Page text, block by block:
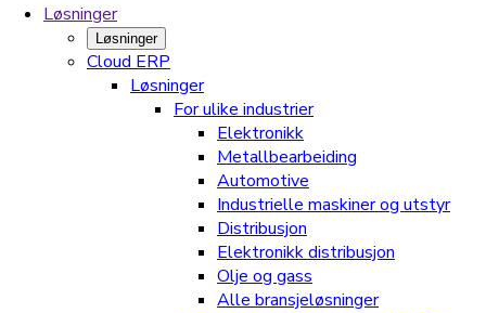
Løsninger
Løsninger
Cloud ERP
Løsninger
For ulike industrier
Elektronikk
Metallbearbeiding
Automotive
Industrielle maskiner og utstyr
Distribusjon
Elektronikk distribusjon
Olje og gass
Alle bransjeløsninger